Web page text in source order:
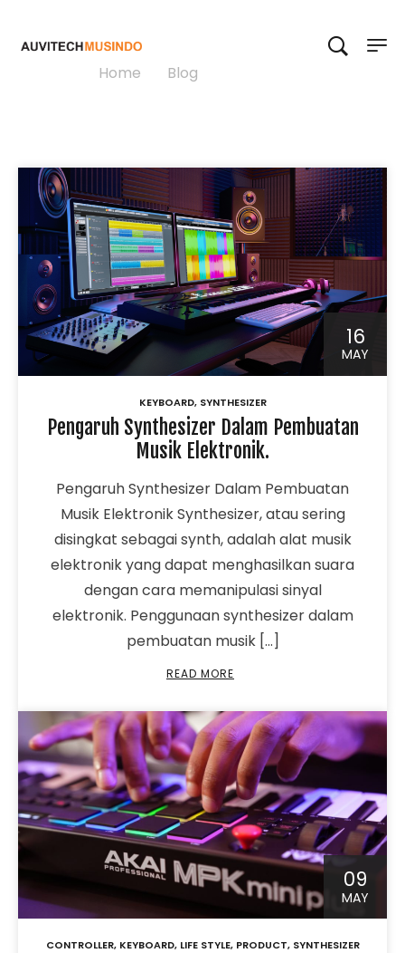
Home Blog
16
MAY
KEYBOARD, SYNTHESIZER
Pengaruh Synthesizer Dalam Pembuatan
Musik Elektronik.
Pengaruh Synthesizer Dalam Pembuatan
Musik Elektronik Synthesizer, atau sering
disingkat sebagai synth, adalah alat musik
elektronik yang dapat menghasilkan suara
dengan cara memanipulasi sinyal
elektronik. Penggunaan synthesizer dalam
pembuatan musik […]
READ MORE
09
MAY
CONTROLLER, KEYBOARD, LIFE STYLE, PRODUCT, SYNTHESIZER